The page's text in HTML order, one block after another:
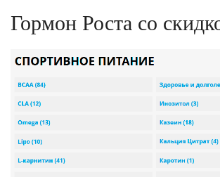
Гормон Роста со